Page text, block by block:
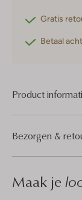
Gratis
Betaal
Product
Bezorgen &
Maak je